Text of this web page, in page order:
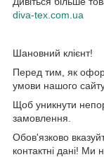
diva-tex.com.ua
Шановний клієнт!
Перед тим, як
умови нашого
Щоб уникнути
замовлення.
Обов'язково
контактні дані! Ми